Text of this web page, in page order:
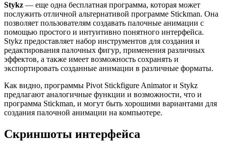
Stykz — еще одна бесплатная программа, которая может
послужить отличной альтернативой программе Stickman. Она
позволяет пользователям создавать палочные анимации с
помощью простого и интуитивно понятного интерфейса.
Stykz предоставляет набор инструментов для создания и
редактирования палочных фигур, применения различных
эффектов, а также имеет возможность сохранять и
экспортировать созданные анимации в различные форматы.
Как видно, программы Pivot Stickfigure Animator и Stykz
предлагают аналогичные функции и возможности, что и
программа Stickman, и могут быть хорошими вариантами для
создания палочной анимации на компьютере.
Скриншоты интерфейса